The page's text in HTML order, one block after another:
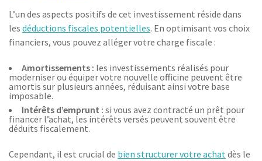
L’un des aspects positifs de cet investissement réside dans
les déductions fiscales potentielles. En optimisant vos choix
financiers, vous pouvez alléger votre charge fiscale :
Amortissements : les investissements réalisés pour
moderniser ou équiper votre nouvelle officine peuvent être
amortis sur plusieurs années, réduisant ainsi votre base
imposable.
Intérêts d’emprunt : si vous avez contracté un prêt pour
financer l’achat, les intérêts versés peuvent souvent être
déduits fiscalement.
Cependant, il est crucial de bien structurer votre achat dès le